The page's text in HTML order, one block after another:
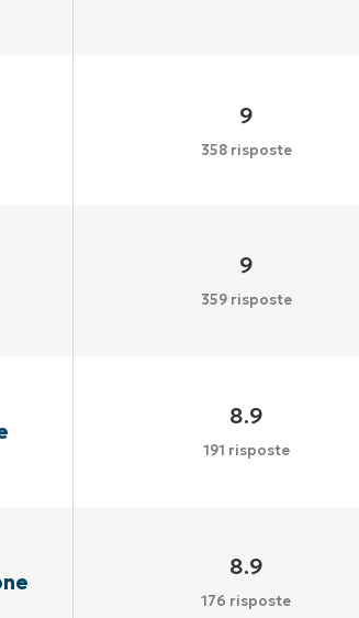
9
358 risposte
9
359 risposte
8.9
191 risposte
8.9
176 risposte